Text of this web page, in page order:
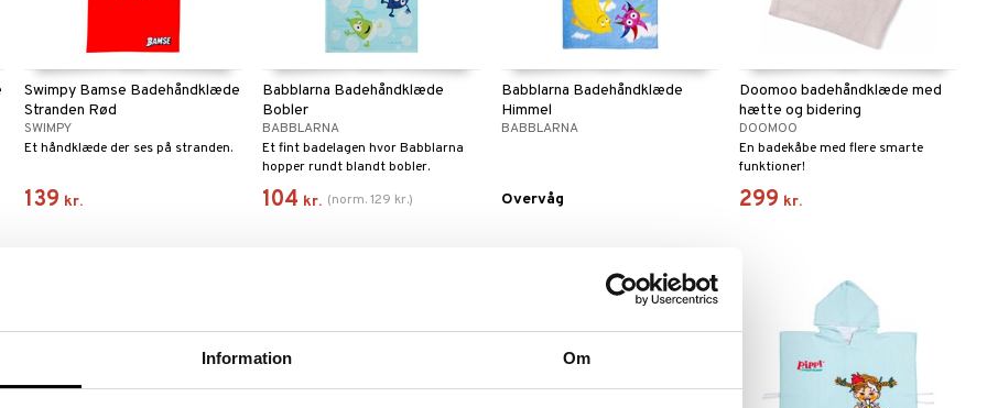
Information Om
Swimpy Bamse Badehåndklæde
Stranden Rød
SWIMPY
Et håndklæde der ses på stranden.
139 kr.
Babblarna Badehåndklæde
Bobler
BABBLARNA
Et fint badelagen hvor Babblarna
hopper rundt blandt bobler.
104 kr. (norm.129 kr.)
Babblarna Badehåndklæde
Himmel
BABBLARNA
Overvåg
Doomoo badehåndklæde med
hætte og bidering
DOOMOO
En badekåbe med flere smarte
funktioner!
299 kr.